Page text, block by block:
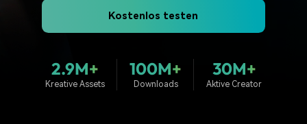
Lernen, ausdrücken und
Videobearbeitungs-
Erfahren Sie, wie Sie einen
Spezialeffekt erzeugen
können
Entdecken Sie
Support
Kostenlos testen
2.9M+
Kreative Assets
100M+
Downloads
30M+
Aktive Creator